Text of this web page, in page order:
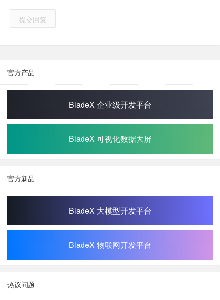
提交回复
官方产品
BladeX 企业级开发平台
BladeX 可视化数据大屏
官方新品
BladeX 大模型开发平台
BladeX 物联网开发平台
热议问题